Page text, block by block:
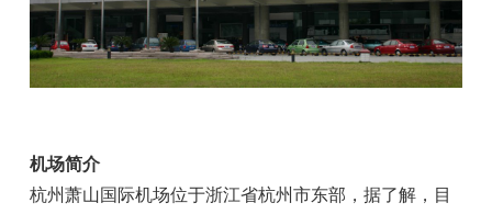
机场简介
杭州萧山国际机场位于浙江省杭州市东部，据了解，目